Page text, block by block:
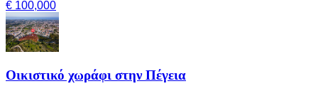
€ 100,000
Οικιστικό χωράφι στην Πέγεια